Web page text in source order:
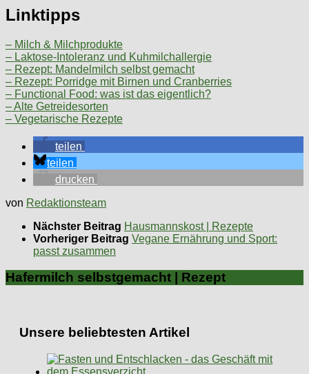
Linktipps
– Milch & Milchprodukte
– Laktose-Intoleranz und Kuhmilchallergie
– Rezept: Mandelmilch selbst gemacht
– Rezept: Porridge mit Birnen und Cranberries
– Functional Food: was ist das eigentlich?
– Alte Getreidesorten
– Vegetarische Rezepte
teilen
teilen
drucken
von Redaktionsteam
Nächster Beitrag Hausmannskost | Rezepte
Vorheriger Beitrag Vegane Ernährung und Sport:
passt zusammen
Hafermilch selbstgemacht | Rezept
Unsere beliebtesten Artikel